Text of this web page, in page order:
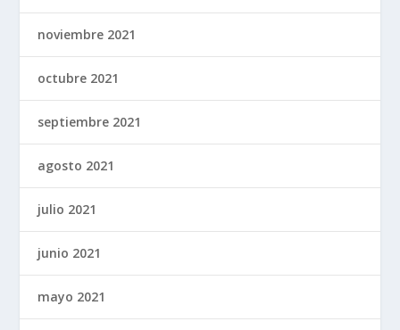
noviembre 2021
octubre 2021
septiembre 2021
agosto 2021
julio 2021
junio 2021
mayo 2021